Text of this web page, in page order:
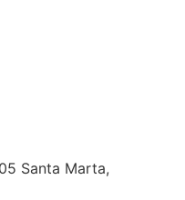
Santa Marta,